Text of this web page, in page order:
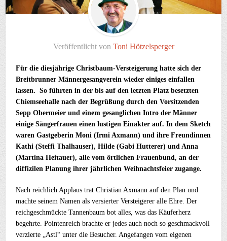
Veröffentlicht von Toni Hötzelsperger
Für die diesjährige Christbaum-Versteigerung hatte sich der
Breitbrunner Männergesangverein wieder einiges einfallen
lassen. So führten in der bis auf den letzten Platz besetzten
Chiemseehalle nach der Begrüßung durch den Vorsitzenden
Sepp Obermeier und einem gesanglichen Intro der Männer
einige Sängerfrauen einen lustigen Einakter auf. In dem Sketch
waren Gastgeberin Moni (Irmi Axmann) und ihre Freundinnen
Kathi (Steffi Thalhauser), Hilde (Gabi Hutterer) und Anna
(Martina Heitauer), alle vom örtlichen Frauenbund, an der
diffizilen Planung ihrer jährlichen Weihnachtsfeier zugange.
Nach reichlich Applaus trat Christian Axmann auf den Plan und
machte seinem Namen als versierter Versteigerer alle Ehre. Der
reichgeschmückte Tannenbaum bot alles, was das Käuferherz
begehrte. Pointenreich brachte er jedes auch noch so geschmackvoll
verzierte „Astl“ unter die Besucher. Angefangen vom eigenen